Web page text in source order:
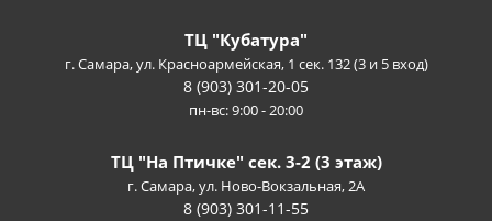
ТЦ "Кубатура"
г. Самара, ул. Красноармейская, 1 сек. 132 (3 и 5 вход)
8 (903) 301-20-05
пн-вс: 9:00 - 20:00
ТЦ "На Птичке" сек. 3-2 (3 этаж)
г. Самара, ул. Ново-Вокзальная, 2А
8 (903) 301-11-55